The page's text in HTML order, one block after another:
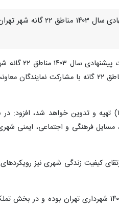
تهران بزرگ - ایرنا - مدیرکل برنامه و
روز چهارشنبه
نشست‌های مجزا برای بررسی بودجه و اعتبارات پیشنهادی سال ۱۴۰۳ با
فرهنگی و اجتماعی، ایمنی
کیفیت زندگی شهری نیز
شهرابی اظهار کرد: تکمیل پروژه‌های نیمه تمام مناطق از محورهای اصلی